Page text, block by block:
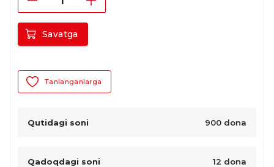
Savatga
Tanlanganlarga
Qutidagi soni 900 dona
Qadoqdagi soni 12 dona